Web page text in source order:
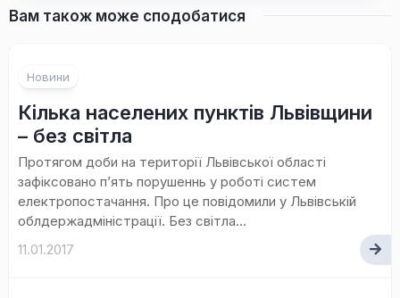
Вам також може сподобатися
Новини
Кілька населених пунктів Львівщини
– без світла
Протягом доби на території Львівської області
зафіксовано п’ять порушеннь у роботі систем
електропостачання. Про це повідомили у Львівській
облдержадміністрації. Без світла...
11.01.2017